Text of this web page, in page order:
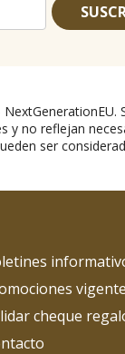
y no reflejan
ser
cheque